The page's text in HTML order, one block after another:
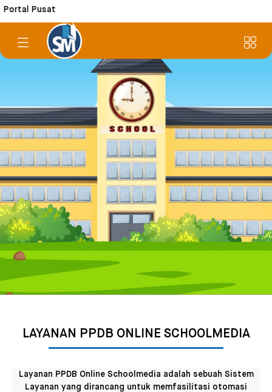
Pusat
LAYANAN PPDB ONLINE SCHOOLMEDIA
Layanan PPDB Online Schoolmedia adalah sebuah Sistem
Layanan yang dirancang untuk memfasilitasi otomasi